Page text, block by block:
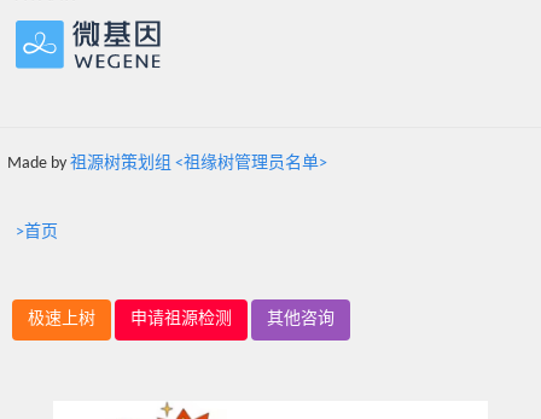
Made by 祖源树策划组 <祖缘树管理员名单>
>首页
极速上树 申请祖源检测 其他咨询